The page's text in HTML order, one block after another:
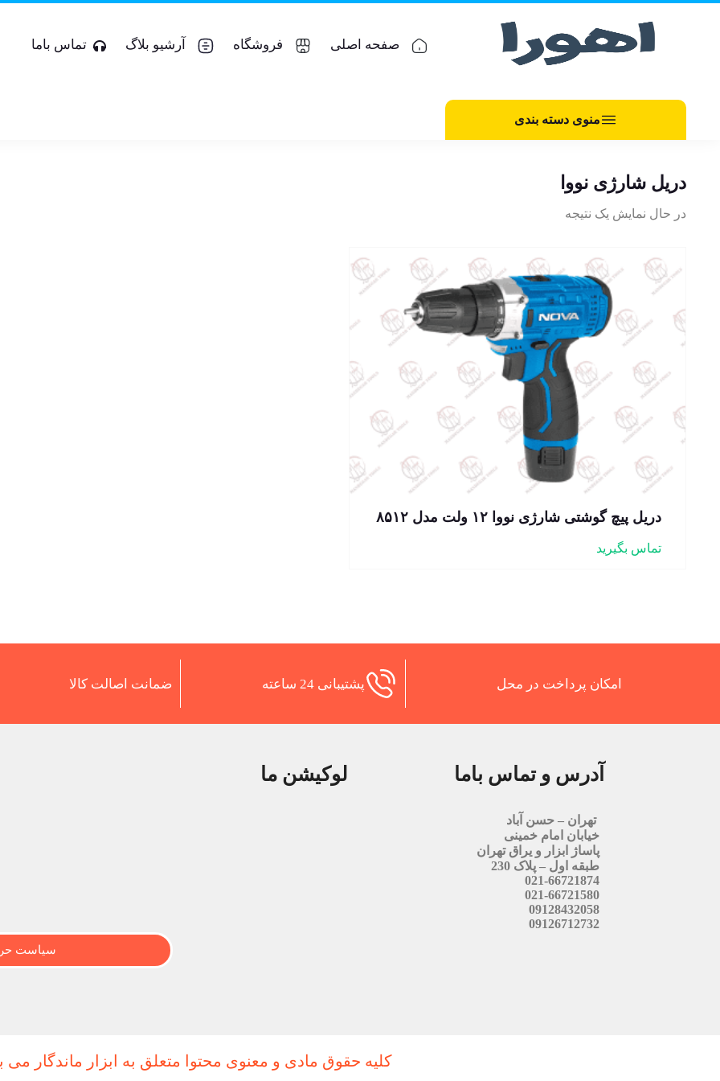
صفحه اصلی فروشگاه آرشیو بلاگ تماس باما
منوی دسته بندی
دریل شارژی نووا
در حال نمایش یک نتیجه
دریل پیچ گوشتی شارژی نووا ۱۲ ولت مدل ۸۵۱۲
تماس بگیرید
امکان پرداخت در محل پشتیبانی 24 ساعته ضمانت اصالت کالا
آدرس و تماس باما
تهران – حسن آباد
خیابان امام خمینی
پاساژ ابزار و یراق تهران
طبقه اول – پلاک 230
021-66721874
021-66721580
09128432058
09126712732
لوکیشن ما
سیاست
کلیه حقوق مادی و معنوی محتوا متعلق به ابزار ماندگار می